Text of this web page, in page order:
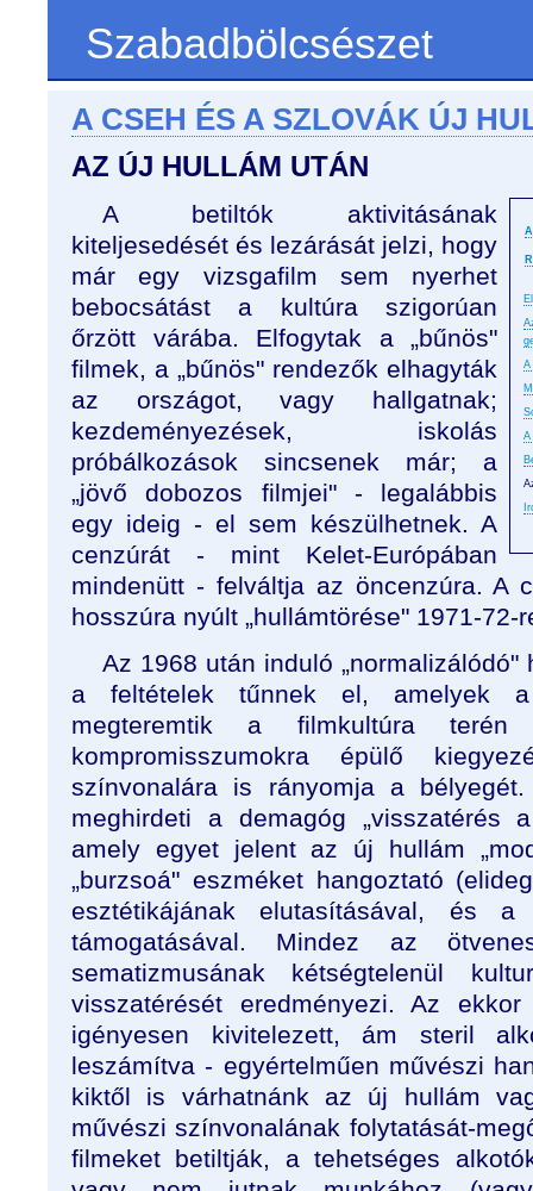
Szabadbölcsészet
A CSEH ÉS A SZLOVÁK ÚJ
AZ ÚJ HULLÁM UTÁN
A
A
A betiltók aktivitásának
kiteljesedését és lezárását jelzi, hogy
már egy vizsgafilm sem nyerhet
bebocsátást a kultúra szigorúan
őrzött várába. Elfogytak a „bűnös"
filmek, a „bűnös" rendezők elhagyták
az országot, vagy hallgatnak;
kezdeményezések, iskolás
próbálkozások sincsenek már; a
„jövő dobozos filmjei" - legalábbis
egy ideig - el sem készülhetnek. A
cenzúrát - mint Kelet-Európában
mindenütt - felváltja az öncenzúra. A
hosszúra nyúlt „hullámtörése" 1971-72-
Az 1968 után induló
a feltételek tűnnek el, amelyek
megteremtik a filmkultúra
kompromisszumokra épülő
színvonalára is rányomja a
meghirdeti a demagóg „visszatérés
amely egyet jelent az új hullám
„burzsoá" eszméket hangoztató
esztétikájának elutasításával, és a
támogatásával. Mindez az
sematizmusának kétségtelenül
visszatérését eredményezi. Az
igényesen kivitelezett, ám steril
leszámítva - egyértelműen művészi
kiktől is várhatnánk az új hullám
művészi színvonalának folytatását-
filmeket betiltják, a tehetséges